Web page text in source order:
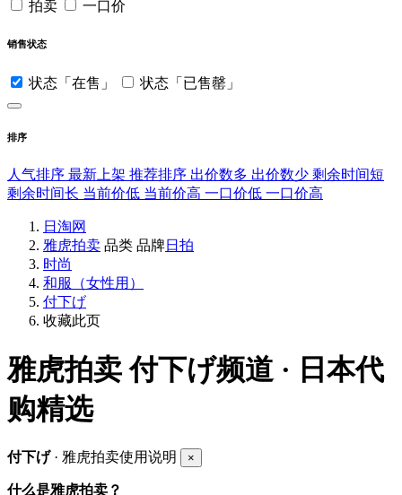
拍卖 一口价
销售状态
状态「在售」 状态「已售罄」
排序
人气排序 最新上架 推荐排序 出价数多 出价数少 剩余时间短
剩余时间长 当前价低 当前价高 一口价低 一口价高
日淘网
雅虎拍卖 品类 品牌日拍
时尚
和服（女性用）
付下げ
收藏此页
雅虎拍卖付下げ频道 · 日本代
购精选
付下げ· 雅虎拍卖使用说明 ×
什么是雅虎拍卖？